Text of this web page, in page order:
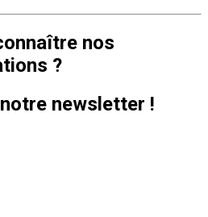
nos
?
newsletter !